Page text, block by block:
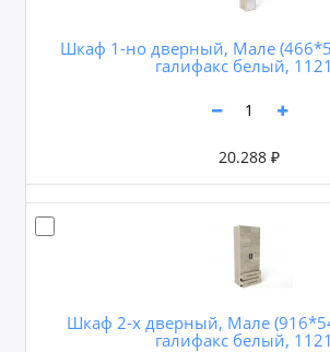
Шкаф 1-но дверный, Мале
галифакс белый,
20.288 ₽
Шкаф 2-х дверный, Мале
галифакс белый,